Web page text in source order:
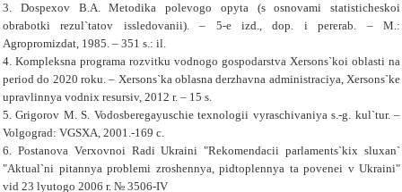
3. Dospexov B.A. Metodika polevogo opyta (s osnovami statisticheskoi
obrabotki rezul`tatov issledovanii). – 5-e izd., dop. i pererab. – M.:
Agropromizdat, 1985. – 351 s.: il.
4. Kompleksna programa rozvitku vodnogo gospodarstva Xersons`koi oblasti na
period do 2020 roku. – Xersons`ka oblasna derzhavna administraciya, Xersons`ke
upravlinnya vodnix resursiv, 2012 r. – 15 s.
5. Grigorov M. S. Vodosberegayuschie texnologii vyraschivaniya s.-g. kul`tur. –
Volgograd: VGSXA, 2001.-169 c.
6. Postanova Verxovnoi Radi Ukraini "Rekomendacii parlaments`kix sluxan`
"Aktual`ni pitannya problemi zroshennya, pidtoplennya ta povenei v Ukraini"
vid 23 lyutogo 2006 r. № 3506-IV